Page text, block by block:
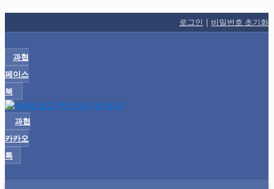
로그인 | 비밀번호 초기화
과협
페이스
북
과협
카카오
톡